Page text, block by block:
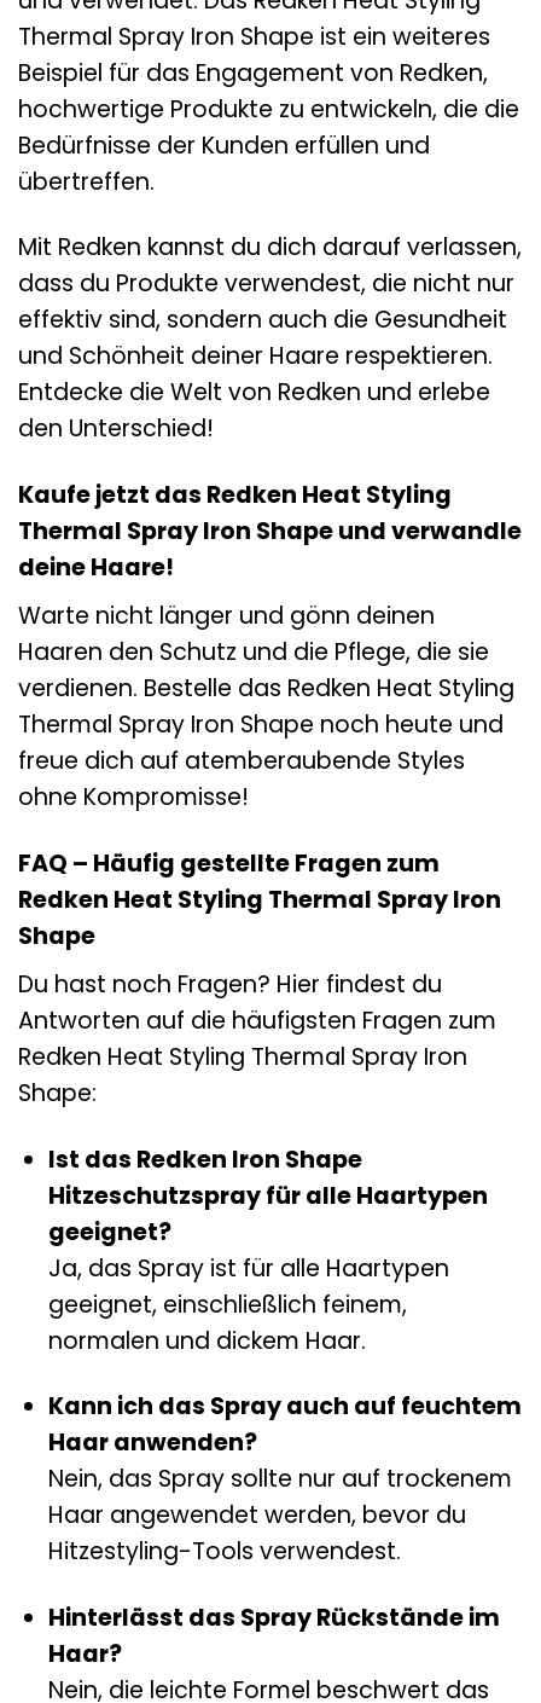
Thermal Spray Iron Shape ist ein weiteres
Beispiel für das Engagement von Redken,
hochwertige Produkte zu entwickeln, die die
Bedürfnisse der Kunden erfüllen und
übertreffen.
Mit Redken kannst du dich darauf verlassen,
dass du Produkte verwendest, die nicht nur
effektiv sind, sondern auch die Gesundheit
und Schönheit deiner Haare respektieren.
Entdecke die Welt von Redken und erlebe
den Unterschied!
Kaufe jetzt das Redken Heat Styling
Thermal Spray Iron Shape und verwandle
deine Haare!
Warte nicht länger und gönn deinen
Haaren den Schutz und die Pflege, die sie
verdienen. Bestelle das Redken Heat Styling
Thermal Spray Iron Shape noch heute und
freue dich auf atemberaubende Styles
ohne Kompromisse!
FAQ – Häufig gestellte Fragen zum
Redken Heat Styling Thermal Spray Iron
Shape
Du hast noch Fragen? Hier findest du
Antworten auf die häufigsten Fragen zum
Redken Heat Styling Thermal Spray Iron
Shape:
Ist das Redken Iron Shape
Hitzeschutzspray für alle Haartypen
geeignet?
Ja, das Spray ist für alle Haartypen
geeignet, einschließlich feinem,
normalen und dickem Haar.
Kann ich das Spray auch auf feuchtem
Haar anwenden?
Nein, das Spray sollte nur auf trockenem
Haar angewendet werden, bevor du
Hitzestyling-Tools verwendest.
Hinterlässt das Spray Rückstände im
Haar?
Nein, die leichte Formel beschwert das